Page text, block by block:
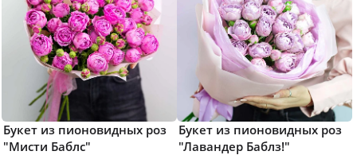
Букет из пионовидных роз
"Мисти Баблс"
Букет из пионовидных роз
"Лавандер Баблз!"